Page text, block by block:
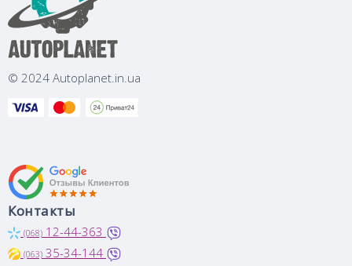
© 2024 Autoplanet.in.ua
Контакты
(068) 12-44-363
(063) 35-34-144